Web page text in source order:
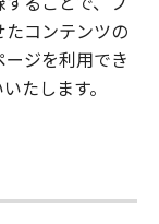
コンテンツの
ジを利用でき
たします。